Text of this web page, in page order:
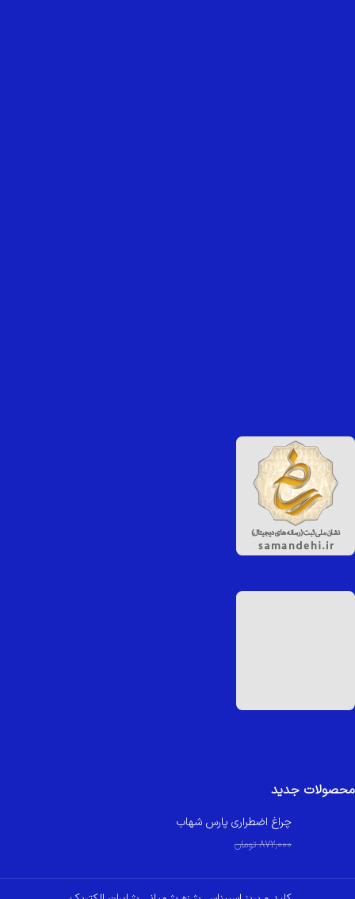
محصولات جدید
چراغ اضطراری پارس شهاب
872,000 تومان